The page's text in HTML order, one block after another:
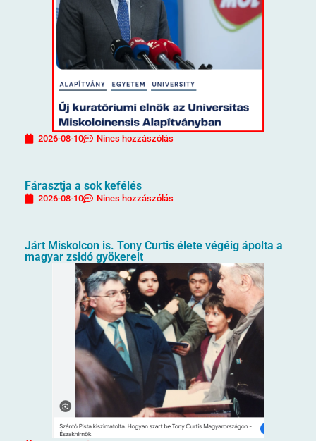
2026-08-10 Nincs hozzászólás
Fárasztja a sok kefélés
2026-08-10 Nincs hozzászólás
Járt Miskolcon is. Tony Curtis élete végéig ápolta a
magyar zsidó gyökereit